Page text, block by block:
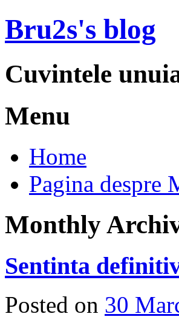
Bru2s's blog
Cuvintele
Menu
to
contentHome
Pagina despre
Monthly
Sentinta
Posted on 30